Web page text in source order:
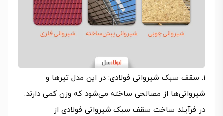
سقف سبک شیروانی فولادی: در این مدل تیرها و
شیروانی‌ها از مصالحی ساخته می‌شود که وزن کمی دارند.
در فرآیند ساخت سقف سبک شیروانی فولادی از